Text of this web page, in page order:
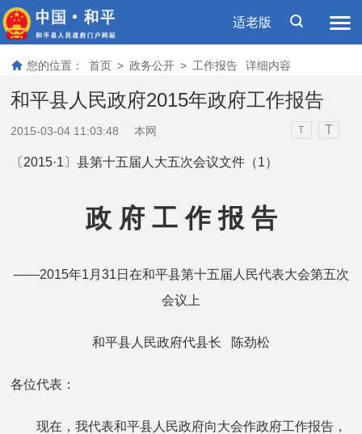
适老版
您的位置： 首页 > 政务公开 > 工作报告 详细内容
和平县人民政府2015年政府工作报告
2015-03-04 11:03:48 本网 T T
〔2015·1〕县第十五届人大五次会议文件（1）
政 府 工 作 报 告
——2015年1月31日在和平县第十五届人民代表大会第五次
会议上
和平县人民政府代县长 陈劲松
各位代表：
现在，我代表和平县人民政府向大会作政府工作报告，